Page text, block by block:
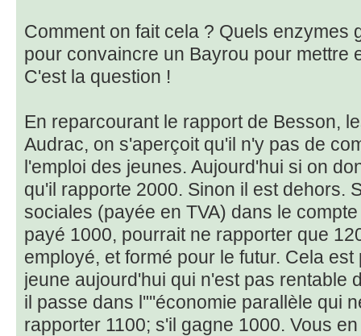
Comment on fait cela ? Quels enzymes
pour convaincre un Bayrou pour mettre
C'est la question !
En reparcourant le rapport de Besson,
Audrac, on s'aperçoit qu'il n'y pas de
l'emploi des jeunes. Aujourd'hui si on
qu'il rapporte 2000. Sinon il est dehors.
sociales (payée en TVA) dans le
payé 1000, pourrait ne rapporter que
employé, et formé pour le futur. Cela
jeune aujourd'hui qui n'est pas rentable
il passe dans l'"'économie parallèle qui
rapporter 1100; s'il gagne 1000. Vous